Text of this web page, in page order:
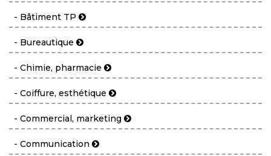
- Bâtiment TP
- Bureautique
- Chimie, pharmacie
- Coiffure, esthétique
- Commercial, marketing
- Communication